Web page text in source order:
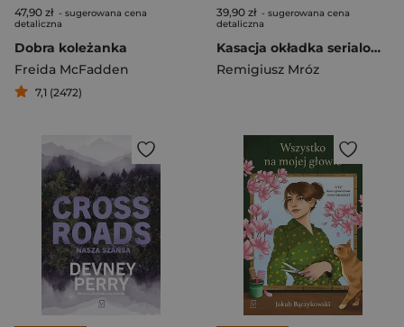
47,90 zł - sugerowana cena
detaliczna
Dobra koleżanka
Freida McFadden
7,1 (2472)
39,90 zł - sugerowana cena
detaliczna
Kasacja okładka serialowa
Remigiusz Mróz